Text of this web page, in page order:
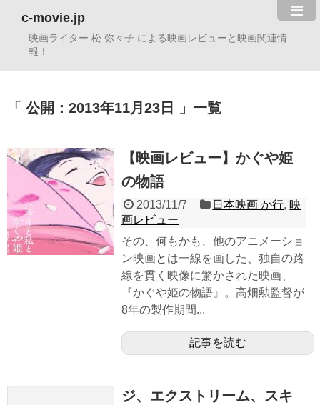
c-movie.jp
映画ライター 松 弥々子 による映画レビューと映画関連情
報！
公開：2013年11月23日 一覧
【映画レビュー】かぐや姫
の物語
2013/11/7 日本映画 か行, 映
画レビュー
その、何もかも、他のアニメーショ
ン映画とは一線を画した、独自の路
線を貫く映像に驚かされた映画、
『かぐや姫の物語』。高畑勲監督が
8年の製作期間...
記事を読む
ジ、エクストリーム、スキ